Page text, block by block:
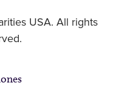
USA. All rights